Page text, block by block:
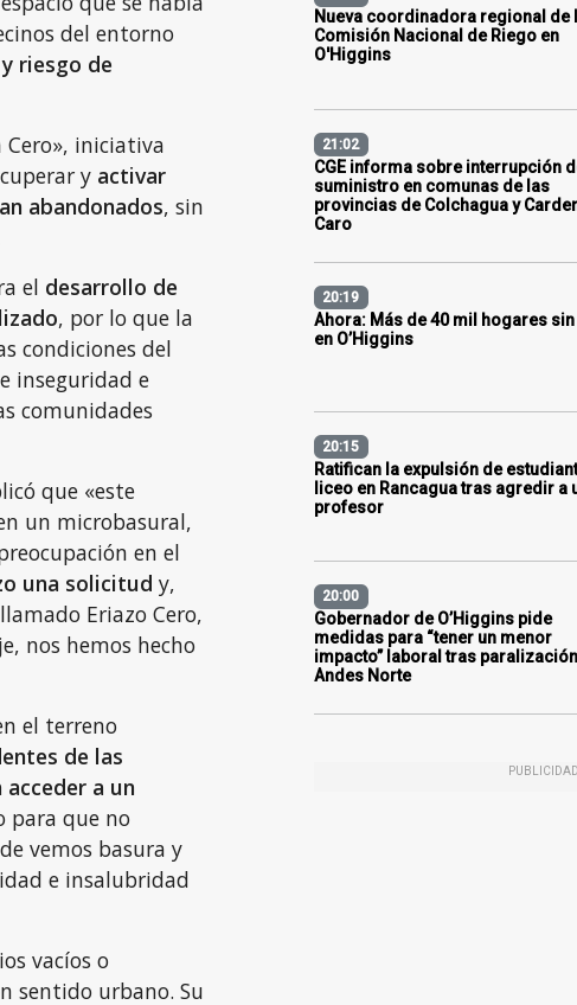
del entorno
riesgo de
Cero», iniciativa
yactivar
abandonados, sin
el desarrollo de
, por lo que la
condiciones del
inseguridad e
comunidades
que «este
un microbasural,
en el
una solicitud y,
Eriazo Cero,
nos hemos hecho
el terreno
de las
a un
para que no
vemos basura y
e insalubridad
vacíos o
sentido urbano. Su
Nueva coordinadora regional de
Comisión Nacional de Riego en
O'Higgins
21:02
CGE informa sobre interrupción
suministro en comunas de las
provincias de Colchagua y
Caro
20:19
Ahora: Más de 40 mil hogares
en O’Higgins
20:15
Ratifican la expulsión de
liceo en Rancagua tras agredir a
profesor
20:00
Gobernador de O’Higgins pide
medidas para “tener un menor
impacto” laboral tras
Andes Norte
PUBLICIDAD